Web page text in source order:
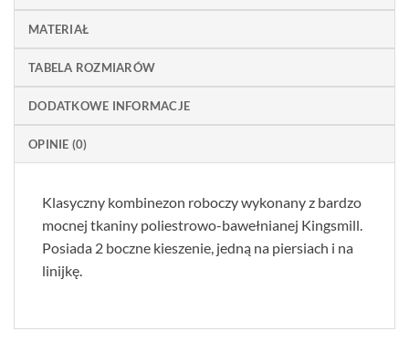
MATERIAŁ
TABELA ROZMIARÓW
DODATKOWE INFORMACJE
OPINIE (0)
Klasyczny kombinezon roboczy wykonany z bardzo
mocnej tkaniny poliestrowo-bawełnianej Kingsmill.
Posiada 2 boczne kieszenie, jedną na piersiach i na
linijkę.